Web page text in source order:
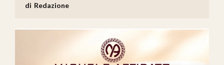
Redazione